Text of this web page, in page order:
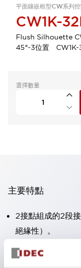
平面鑲嵌框型CW系列
CW1K-
Flush Silhouette
45°-3位置 CW1K-
選擇數量
主要特點
2接點組成的2段
絕緣性）。
面板深度
接點塊）。可實現